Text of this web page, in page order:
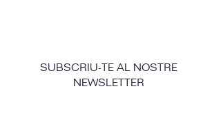
SUBSCRIU-TE AL NOSTRE
NEWSLETTER